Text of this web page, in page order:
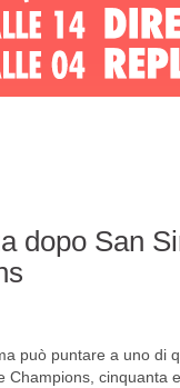
dopo San
può puntare a uno di
Champions, cinquanta